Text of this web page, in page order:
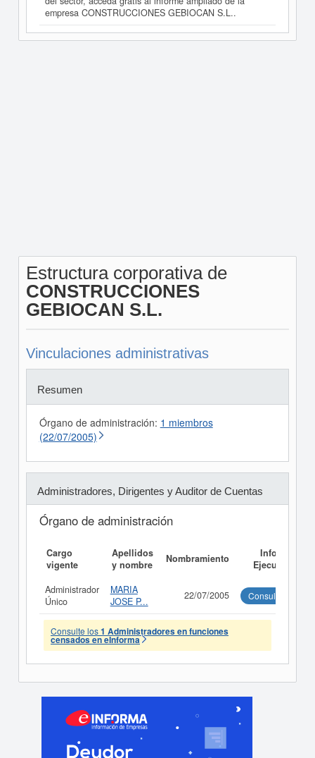
empresa CONSTRUCCIONES GEBIOCAN S.L..
Estructura corporativa de
CONSTRUCCIONES
GEBIOCAN S.L.
Vinculaciones administrativas
Resumen
Órgano de administración: 1 miembros
(22/07/2005)
Administradores, Dirigentes y Auditor de Cuentas
Órgano de administración
Cargo
vigente
Apellidos
y nombre
Nombramiento
Informe
Ejecutivo
Administrador
Único
MARIA
JOSE P...
22/07/2005 Consultar
Consulte los1 Administradores en funciones
censados en eInforma